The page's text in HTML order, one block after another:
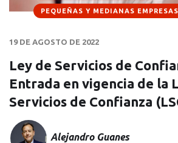
PEQUEÑAS Y MEDIANAS EMPRESAS
19 DE AGOSTO DE 2022
Ley de Servicios de
Entrada en vigencia de la
Servicios de Confianza
Alejandro Guanes